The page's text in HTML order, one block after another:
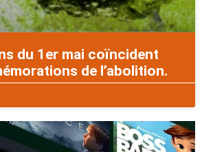
du 1er mai coïncident
de l’abolition.